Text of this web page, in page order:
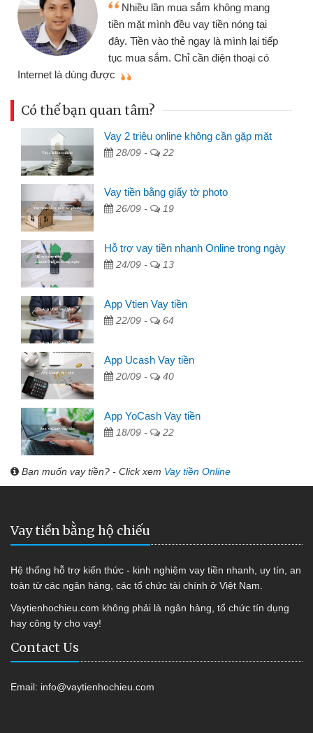
Nhiều lần mua sắm không mang
tiền mặt mình đều vay tiền nóng tại
đây. Tiền vào thẻ ngay là mình lại tiếp
tục mua sắm. Chỉ cần điện thoại có
Internet là dùng được
Có thể bạn quan tâm?
Vay 2 triệu online không cần gặp mặt
28/09 - 22
Vay tiền bằng giấy tờ photo
26/09 - 19
Hỗ trợ vay tiền nhanh Online trong ngày
24/09 - 13
App Vtien Vay tiền
22/09 - 64
App Ucash Vay tiền
20/09 - 40
App YoCash Vay tiền
18/09 - 22
Bạn muốn vay tiền? - Click xem Vay tiền Online
Vay tiền bằng hộ chiếu
Hệ thống hỗ trợ kiến thức - kinh nghiệm vay tiền nhanh, uy tín, an
toàn từ các ngân hàng, các tổ chức tài chính ở Việt Nam.
Vaytienhochieu.com không phải là ngân hàng, tổ chức tín dụng
hay công ty cho vay!
Contact Us
Email: info@vaytienhochieu.com